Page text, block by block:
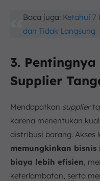
Baca juga: Ketahui 7
dan Tidak Langsung
3.
Supplier
Mendapatkan supplier
karena menentukan
distribusi barang. Akses
memungkinkan
biaya lebih efisien ,
keterlambatan, serta